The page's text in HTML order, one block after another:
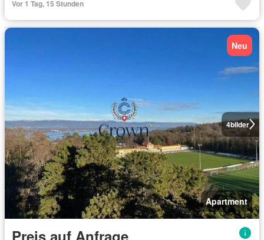
Vor 1 Tag, 15 Stunden
4bilder
Neu
Apartment
Preis auf Anfrage